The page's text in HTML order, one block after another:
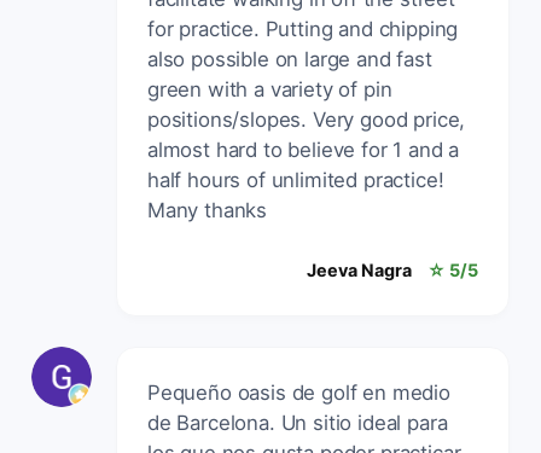
for practice. Putting and chipping
also possible on large and fast
green with a variety of pin
positions/slopes. Very good price,
almost hard to believe for 1 and a
half hours of unlimited practice!
Many thanks
Jeeva Nagra ☆ 5/5
Pequeño oasis de golf en medio
de Barcelona. Un sitio ideal para